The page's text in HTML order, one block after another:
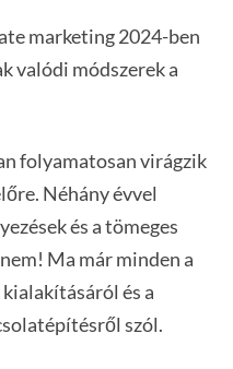
marketing 2024-ben
valódi módszerek a
folyamatosan virágzik
Néhány évvel
és a tömeges
Ma már minden a
és a
szól.